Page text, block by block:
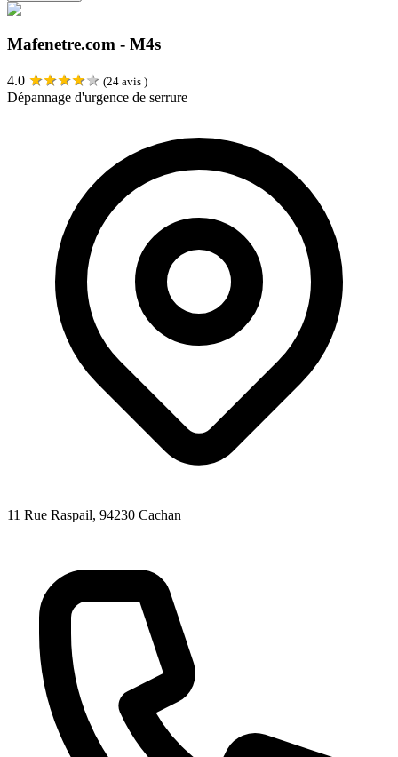
Mafenetre.com - M4s
4.0 ★★★★★ (24 avis )
Dépannage d'urgence de serrure
11 Rue Raspail, 94230 Cachan